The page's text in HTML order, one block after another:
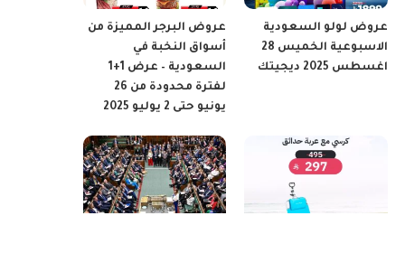
عروض لولو السعودية
الاسبوعية الخميس 28
اغسطس 2025 ديجيتك
عروض البرجر المميزة من
أسواق النخبة في
السعودية – عرض 1+1
لفترة محدودة من 26
يونيو حتى 2 يوليو 2025